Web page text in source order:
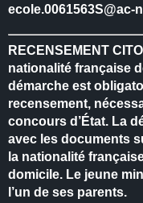
ecole.0061563S@ac-
RECENSEMENT
nationalité française
démarche est
recensement,
concours d’État. La
avec les documents
la nationalité
domicile. Le jeune
l’un de ses parents.